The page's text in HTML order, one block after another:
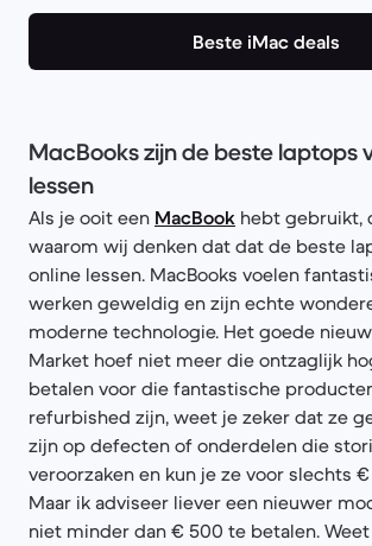
Beste iMac deals
MacBooks zijn de beste laptops
lessen
Als je ooit een MacBook hebt gebruikt,
waarom wij denken dat dat de beste
online lessen. MacBooks voelen
werken geweldig en zijn echte
moderne technologie. Het goede
Market hoef niet meer die ontzaglijk
betalen voor die fantastische
refurbished zijn, weet je zeker dat ze
zijn op defecten of onderdelen die
veroorzaken en kun je ze voor slechts
Maar ik adviseer liever een nieuwer
niet minder dan € 500 te betalen.